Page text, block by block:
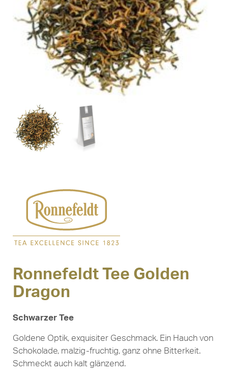
Ronnefeldt Tee Golden
Dragon
Schwarzer Tee
Goldene Optik, exquisiter Geschmack. Ein Hauch von
Schokolade, malzig-fruchtig, ganz ohne Bitterkeit.
Schmeckt auch kalt glänzend.